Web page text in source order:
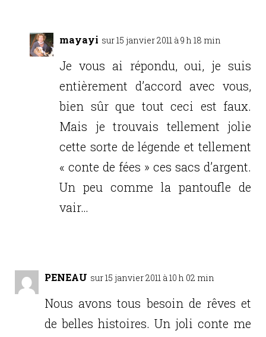
mayayi sur 15 janvier 2011 à 9 h 18 min
Je vous ai répondu, oui, je suis
entièrement d’accord avec vous,
bien sûr que tout ceci est faux.
Mais je trouvais tellement jolie
cette sorte de légende et tellement
« conte de fées » ces sacs d’argent.
Un peu comme la pantoufle de
vair…
PENEAU sur 15 janvier 2011 à 10 h 02 min
Nous avons tous besoin de rêves et
de belles histoires. Un joli conte me